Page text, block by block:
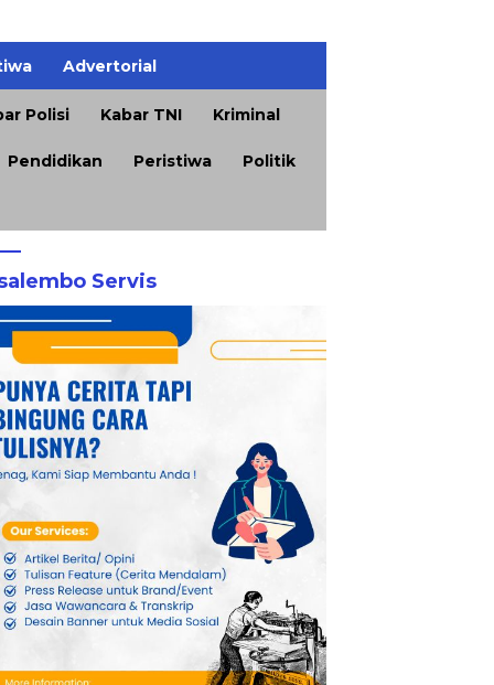
Advertorial
Polisi Kabar TNI Kriminal
Pendidikan Peristiwa Politik
Servis